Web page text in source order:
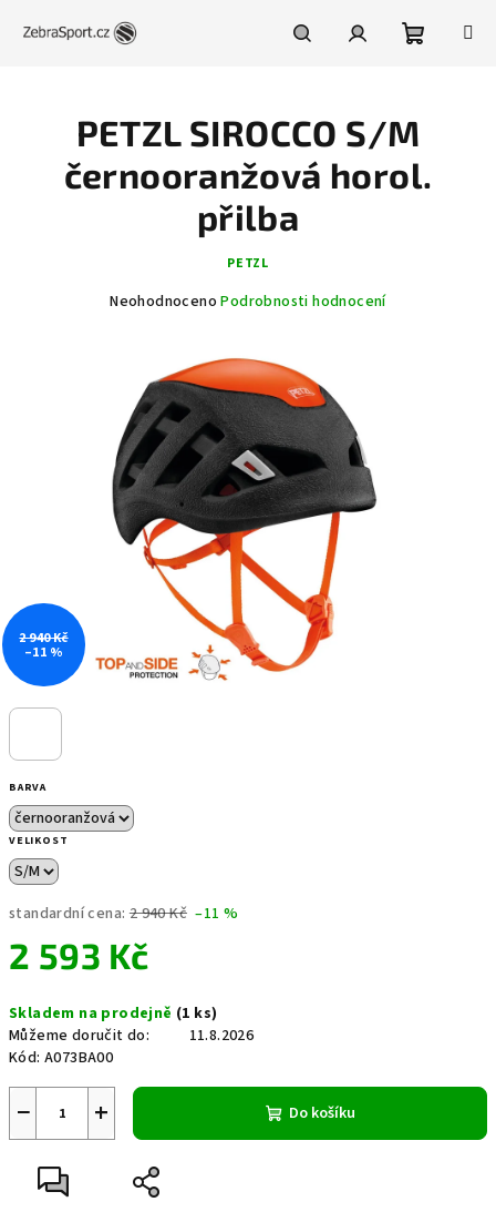
košík
BARVA
VELIKOST
standardní cena: 2 940 Kč –11 %
2 593 Kč
cena:
Skladem na prodejně (1 ks)
Můžeme doručit do:
11.8.2026
Kód: A073BA00
+
− Do košíku
PETZL SIROCCO S/M
černooranžová horol.
přilba
PETZL
Průměrné
hvězdiček.
Neohodnoceno Podrobnosti hodnocení
2 940 Kč
–11 %